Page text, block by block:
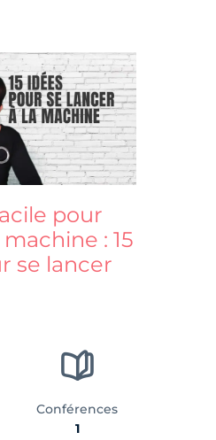
pour
: 15
se lancer
Conférences
1